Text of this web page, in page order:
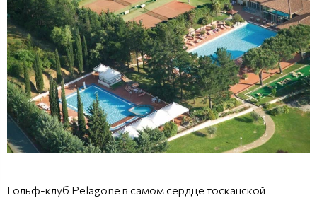
Гольф-клуб Pelagone в самом сердце тосканской